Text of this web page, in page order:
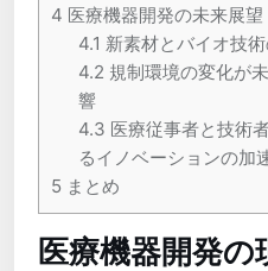
4 医療機器開発の未来展望
4.1 新素材とバイオ技
4.2 規制環境の変化が
響
4.3 医療従事者と技術
るイノベーションの加
5 まとめ
医療機器開発